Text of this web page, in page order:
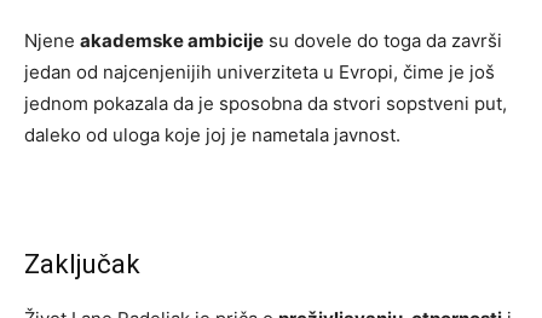
Njene akademske ambicije su dovele do toga da završi
jedan od najcenjenijih univerziteta u Evropi, čime je još
jednom pokazala da je sposobna da stvori sopstveni put,
daleko od uloga koje joj je nametala javnost.
Zaključak